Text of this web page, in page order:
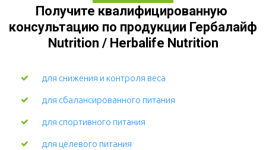
Получите квалифицированную
консультацию по продукции Гербалайф
Nutrition / Herbalife Nutrition
для снижения и контроля веса
для сбалансированного питания
для спортивного питания
для целевого питания